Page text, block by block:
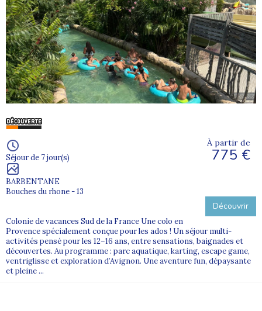
Séjour de 7 jour(s)
BARBENTANE
Bouches du rhone - 13
À partir de
775 €
Découvrir
Colonie de vacances Sud de la France Une colo en
Provence spécialement conçue pour les ados ! Un séjour multi-
activités pensé pour les 12–16 ans, entre sensations, baignades et
découvertes. Au programme : parc aquatique, karting, escape game,
ventriglisse et exploration d’Avignon. Une aventure fun, dépaysante
et pleine ...